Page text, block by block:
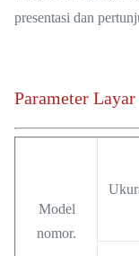
presentasi dan
Parameter Layar
Model
nomor.